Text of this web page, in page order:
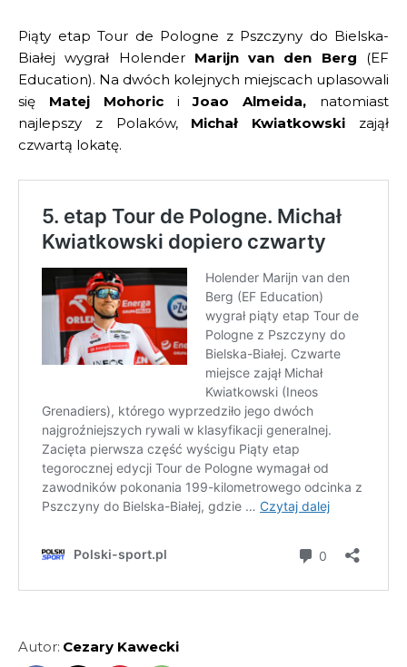
Piąty etap Tour de Pologne z Pszczyny do Bielska-
Białej wygrał Holender Marijn van den Berg (EF
Education). Na dwóch kolejnych miejscach uplasowali
się Matej MohoriciJoao Almeida, natomiast
najlepszy z Polaków, Michał Kwiatkowski zajął
czwartą lokatę.
Autor: Cezary Kawecki